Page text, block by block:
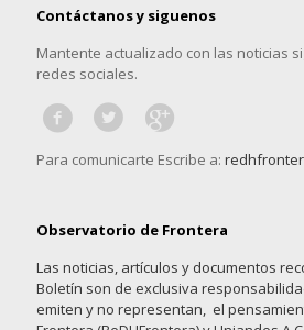
Contáctanos y siguenos
Mantente actualizado con las noticias
redes sociales.
Para comunicarte Escribe a:
Observatorio de Frontera
Las noticias, artículos y documentos
Boletín son de exclusiva
emiten y no representan, el